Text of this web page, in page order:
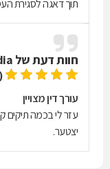
תוך דאגה לסגירת
חוות דעת של
עורך דין מצויין
עזר לי בכמה תיקים
יצטער.